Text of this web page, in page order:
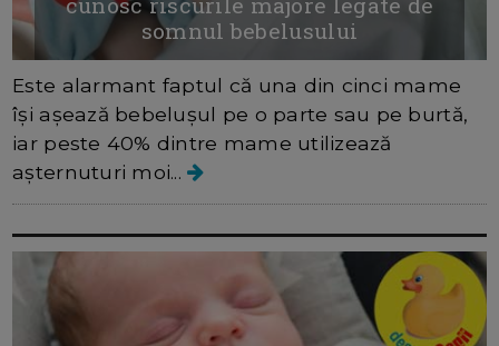
somnul bebelusului
Este alarmant faptul că una din cinci mame
își așează bebelușul pe o parte sau pe burtă,
iar peste 40% dintre mame utilizează
așternuturi moi...